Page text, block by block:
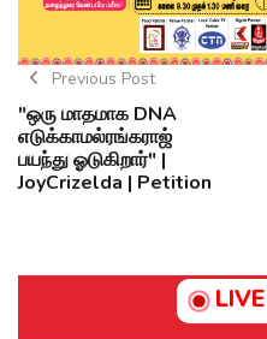
Previous Post
"ஒரு மாதமாக DNA
எடுக்காமல்ரங்கராஜ்
பயந்து ஓடுகிறார்" |
JoyCrizelda | Petition